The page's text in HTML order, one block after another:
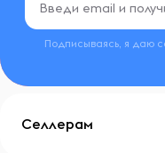
Подписываясь, я даю
Селлерам